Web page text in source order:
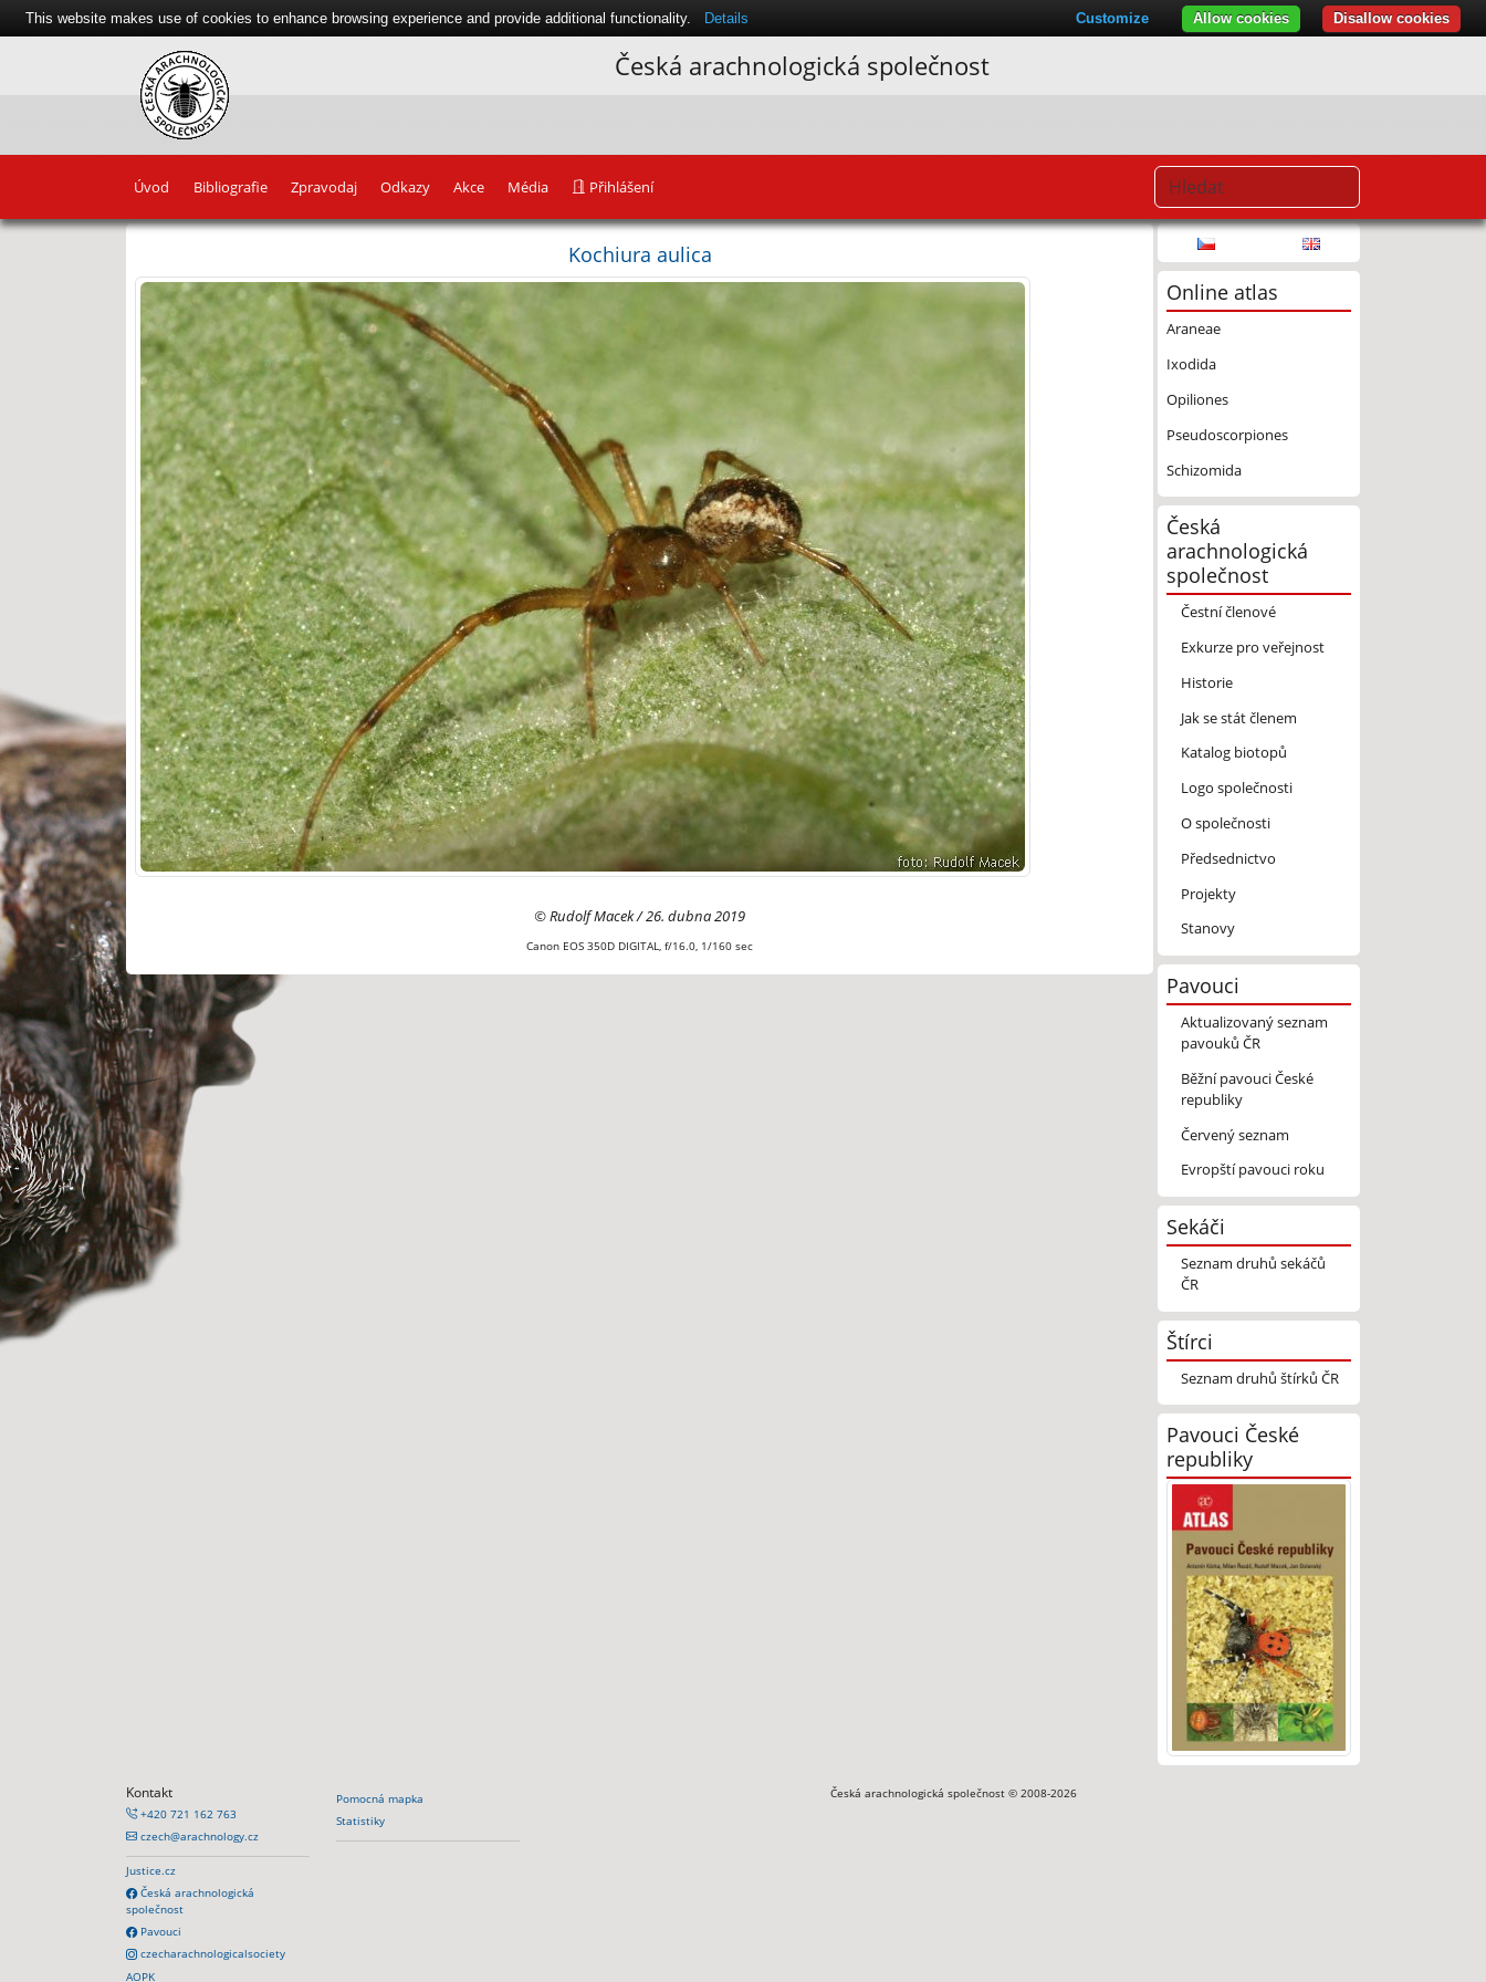
Česká arachnologická společnost
Úvod Bibliografie Zpravodaj Odkazy Akce Média Přihlášení
Kochiura aulica
© Rudolf Macek / 26. dubna 2019
Canon EOS 350D DIGITAL, f/16.0, 1/160 sec
Online atlas
Araneae
Ixodida
Opiliones
Pseudoscorpiones
Schizomida
Česká
arachnologická
společnost
Čestní členové
Exkurze pro veřejnost
Historie
Jak se stát členem
Katalog biotopů
Logo společnosti
O společnosti
Předsednictvo
Projekty
Stanovy
Pavouci
Aktualizovaný seznam
pavouků ČR
Běžní pavouci České
republiky
Červený seznam
Evropští pavouci roku
Sekáči
Seznam druhů sekáčů
ČR
Štírci
Seznam druhů štírků ČR
Pavouci České
republiky
Kontakt
+420 721 162 763
czech@arachnology.cz
Justice.cz
Česká arachnologická
společnost
Pavouci
czecharachnologicalsociety
AOPK
Pomocná mapka
Statistiky
Česká arachnologická společnost © 2008-2026
This website makes use of cookies to enhance browsing experience and provide additional functionality. Details Disallow cookies
Allow cookies
Customize